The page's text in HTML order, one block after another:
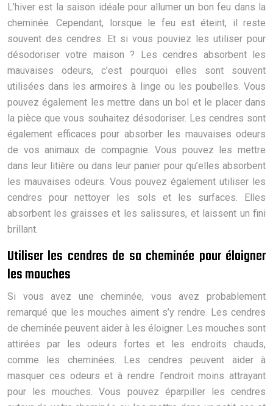
L’hiver est la saison idéale pour allumer un bon feu dans la
cheminée. Cependant, lorsque le feu est éteint, il reste
souvent des cendres. Et si vous pouviez les utiliser pour
désodoriser votre maison ? Les cendres absorbent les
mauvaises odeurs, c’est pourquoi elles sont souvent
utilisées dans les armoires à linge ou les poubelles. Vous
pouvez également les mettre dans un bol et le placer dans
la pièce que vous souhaitez désodoriser. Les cendres sont
également efficaces pour absorber les mauvaises odeurs
de vos animaux de compagnie. Vous pouvez les mettre
dans leur litière ou dans leur panier pour qu’elles absorbent
les mauvaises odeurs. Vous pouvez également utiliser les
cendres pour nettoyer les sols et les surfaces. Elles
absorbent les graisses et les salissures, et laissent un fini
brillant.
Utiliser les cendres de sa cheminée pour éloigner
les mouches
Si vous avez une cheminée, vous avez probablement
remarqué que les mouches aiment s’y rendre. Les cendres
de cheminée peuvent aider à les éloigner. Les mouches sont
attirées par les odeurs fortes et les endroits chauds,
comme les cheminées. Les cendres peuvent aider à
masquer ces odeurs et à rendre l’endroit moins attrayant
pour les mouches. Vous pouvez éparpiller les cendres